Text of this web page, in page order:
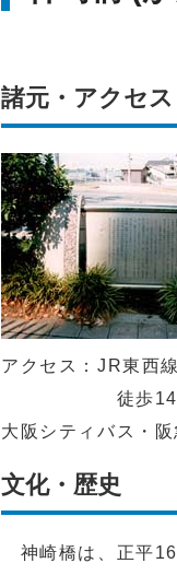
諸元・アクセス
アクセス：JR東
徒歩14
大阪シティバス・
文化・歴史
神崎橋は、正平16